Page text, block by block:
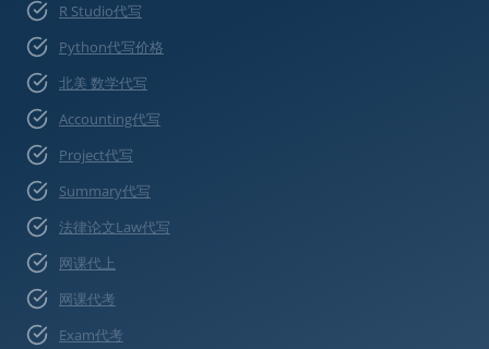
R Studio代写
Python代写价格
北美 数学代写
Accounting代写
Project代写
Summary代写
法律论文Law代写
网课代上
网课代考
Exam代考